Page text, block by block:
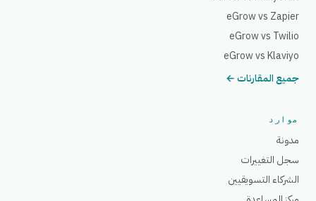
eGrow vs Zapier
eGrow vs Twilio
eGrow vs Klaviyo
جميع المقارنات ←
موارد
مدونة
سجل التغييرات
الشركاء التسويقيين